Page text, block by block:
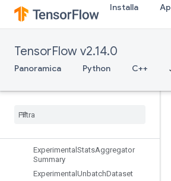
Installa
TensorFlow v2.14.0
Panoramica Python C++
ExperimentalPrivateThreadPoolDa
taset
ExperimentalRebatchDataset
ExperimentalSetStatsAggregator
Dataset
Experimental
Experimental StatsAggregator
Summary
Experimental UnbatchDataset